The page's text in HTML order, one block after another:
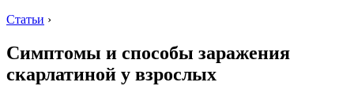
Статьи ›
Симптомы и способы заражения
скарлатиной у взрослых